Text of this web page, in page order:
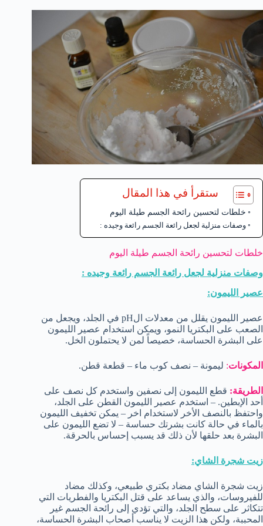
ستقرأ في هذا المقال
خلطات لتحسين رائحة الجسم طيلة اليوم
وصفات منزلية لجعل رائعة الجسم رائعة وجيده :
خلطات لتحسين رائحة الجسم طيلة اليوم
وصفات منزلية لجعل رائعة الجسم رائعة وجيده :
عصير الليمون:
عصير الليمون يقلل من معدلات الpH في الجلد، ويجعل من
الصعب على البكتريا النمو، ويمكن استخدام عصير الليمون
على البشرة الحساسة، خصيصاً لمن لا يحتملون الخل.
المكونات: ليمونة – نصف كوب ماء – قطعة قطن.
الطريقة: قطع الليمون إلى نصفين واستخدم كل نصف على
أحد الإبطين. – استخدم عصير الليمون القطن على الجلد،
واحتفظ بالنصف الأخر لاستخدام اخر – يمكن تخفيف الليمون
بالماء في حالة كانت بشرتك حساسة – لا تضع الليمون على
البشرة بعد حلقها لأن ذلك قد يسبب إحساس بالحرقة.
زيت شجرة الشاي:
زيت شجرة الشاي مضاد بكتري طبيعي، وكذلك مضاد
للفيروسات، والذي يساعد على قتل البكتريا والفطريات التي
تتكاثر على سطح الجلد، والتي تؤدي إلى رائحة الجسم غير
المحببة، ولكن هذا الزيت لا يناسب أصحاب البشرة الحساسة،